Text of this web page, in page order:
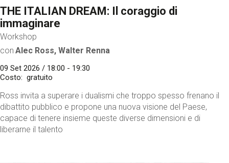
THE ITALIAN DREAM: Il coraggio di
immaginare
Workshop
con Alec Ross, Walter Renna
09 Set 2026 / 18:00 - 19:30
Costo
gratuito
Ross invita a superare i dualismi che troppo spesso frenano il
dibattito pubblico e propone una nuova visione del Paese,
capace di tenere insieme queste diverse dimensioni e di
liberarne il talento